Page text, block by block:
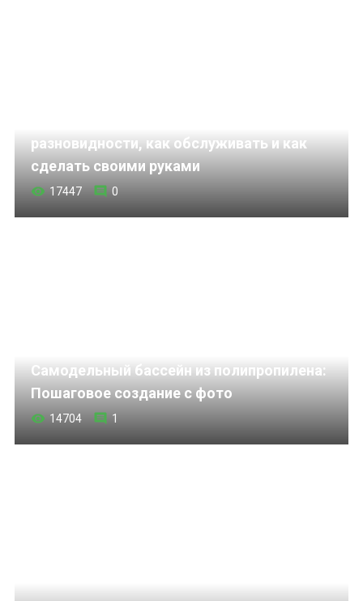
разновидности, как обслуживать и как
сделать своими руками
17447 0
Самодельный бассейн из полипропилена:
Пошаговое создание с фото
14704 1